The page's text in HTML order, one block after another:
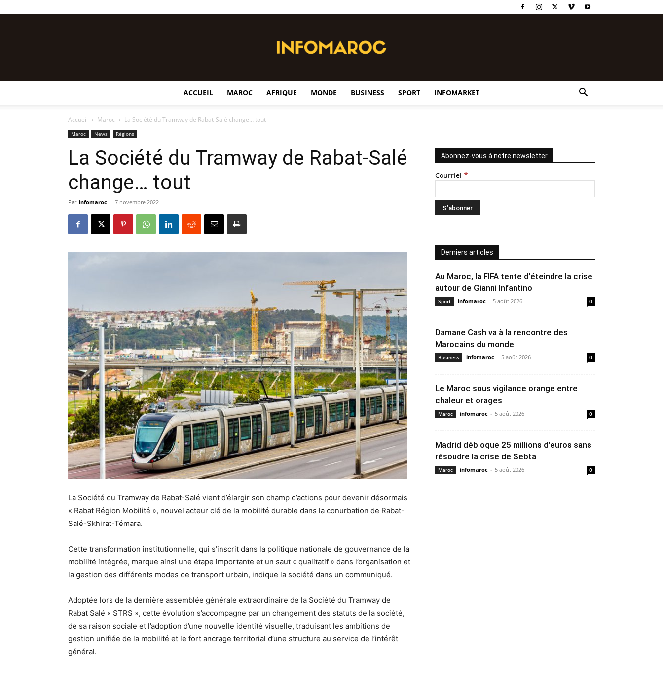
ACCUEIL MAROC AFRIQUE MONDE BUSINESS SPORT INFOMARKET
Accueil Maroc La Société du Tramway de Rabat-Salé change… tout
Maroc News Régions
La Société du Tramway de Rabat-Salé
change… tout
Par infomaroc - 7 novembre 2022
La Société du Tramway de Rabat-Salé vient d’élargir son champ d’actions pour devenir désormais
« Rabat Région Mobilité », nouvel acteur clé de la mobilité durable dans la conurbation de Rabat-
Salé-Skhirat-Témara.
Cette transformation institutionnelle, qui s’inscrit dans la politique nationale de gouvernance de la
mobilité intégrée, marque ainsi une étape importante et un saut « qualitatif » dans l’organisation et
la gestion des différents modes de transport urbain, indique la société dans un communiqué.
Adoptée lors de la dernière assemblée générale extraordinaire de la Société du Tramway de
Rabat Salé « STRS », cette évolution s’accompagne par un changement des statuts de la société,
de sa raison sociale et l’adoption d’une nouvelle identité visuelle, traduisant les ambitions de
gestion unifiée de la mobilité et le fort ancrage territorial d’une structure au service de l’intérêt
général.
Abonnez-vous à notre newsletter
Courriel *
Derniers articles
Au Maroc, la FIFA tente d’éteindre la crise
autour de Gianni Infantino
Sport infomaroc - 5 août 2026 0
Damane Cash va à la rencontre des
Marocains du monde
Business infomaroc - 5 août 2026 0
Le Maroc sous vigilance orange entre
chaleur et orages
Maroc infomaroc - 5 août 2026 0
Madrid débloque 25 millions d’euros sans
résoudre la crise de Sebta
Maroc infomaroc - 5 août 2026 0